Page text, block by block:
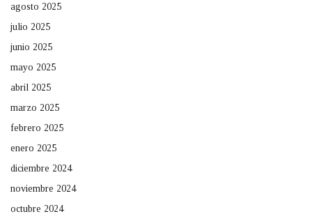
agosto 2025
julio 2025
junio 2025
mayo 2025
abril 2025
marzo 2025
febrero 2025
enero 2025
diciembre 2024
noviembre 2024
octubre 2024